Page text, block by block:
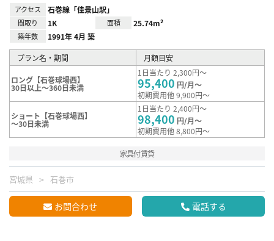
アクセス 石巻線「佳景山駅」
間取り 1K 面積 25.74m²
築年数 1991年 4月 築
プラン名・期間 月額目安
ロング【石巻球場西】
30日以上～360日未満
1日当たり 2,300円～
95,400 円/月～
初期費用他 9,900円～
ショート【石巻球場西】
～30日未満
1日当たり 2,400円～
98,400 円/月～
初期費用他 8,800円～
家具付賃貸
宮城県 石巻市
お問合わせ 電話する